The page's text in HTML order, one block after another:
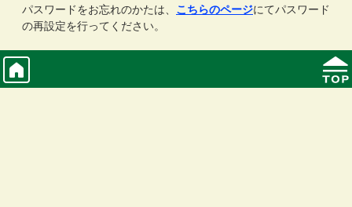
パスワードをお忘れのかたは、 こちらのページにてパスワード
の再設定を行ってください。